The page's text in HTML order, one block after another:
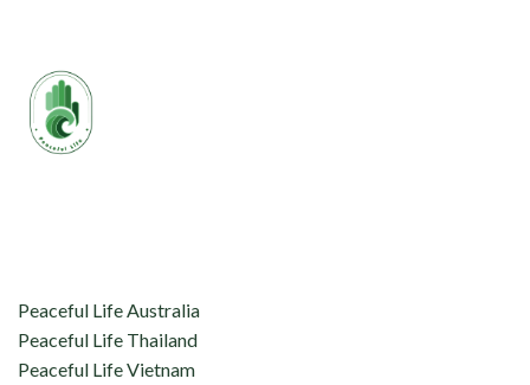
Peaceful Life Australia
Peaceful Life Thailand
Peaceful Life Vietnam